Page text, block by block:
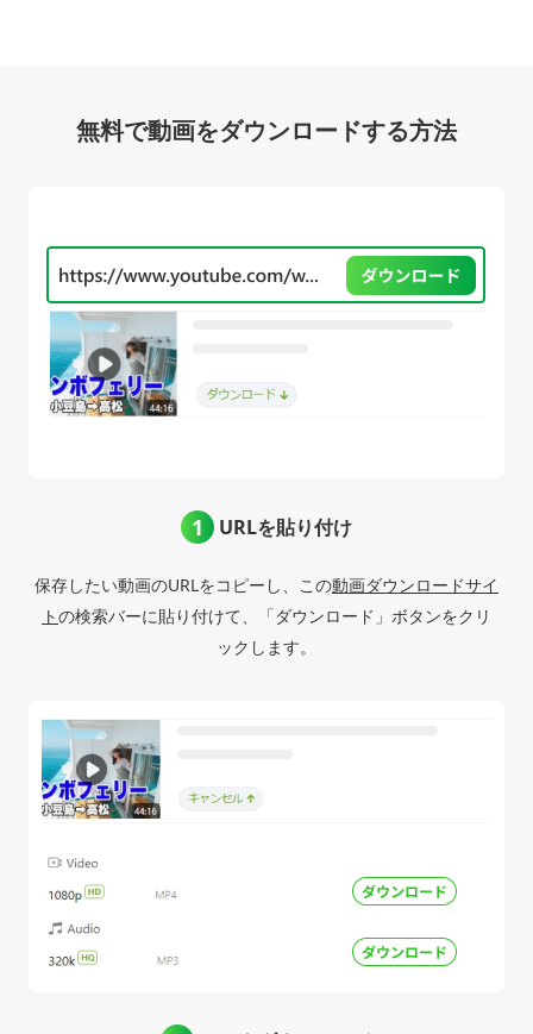
無料で動画をダウンロードする方法
URLを貼り付け
保存したい動画のURLをコピーし、この動画ダウンロードサイ
トの検索バーに貼り付けて、「ダウンロード」ボタンをクリ
ックします。